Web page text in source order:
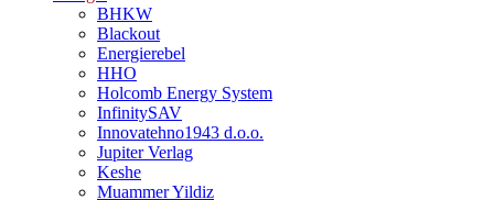
BHKW
Blackout
Energierebel
HHO
Holcomb Energy System
InfinitySAV
Innovatehno1943 d.o.o.
Jupiter Verlag
Keshe
Muammer Yildiz